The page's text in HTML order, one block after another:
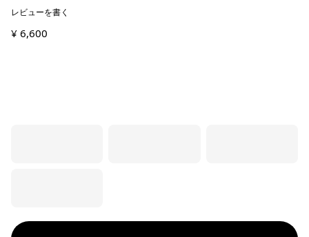
レビューを書く
¥ 6,600